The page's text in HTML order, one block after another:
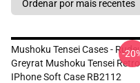
Mushoku Tensei Cases -
Greyrat Mushoku Tensei Retro
IPhone Soft Case RB2112
-